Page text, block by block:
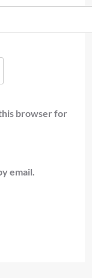
browser for
email.